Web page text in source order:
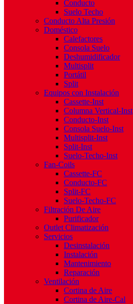
Conducto
Suelo Techo
Conducto Alta Presión
Doméstico
Calefactores
Consola Suelo
Deshumidificador
Multisplit
Portátil
Split
Equipos con Instalación
Cassette-Inst
Columna Vertical-Inst
Conducto-Inst
Consola Suelo-Inst
Multisplit-Inst
Split-Inst
Suelo-Techo-Inst
Fan-Coils
Cassette-FC
Conducto-FC
Split-FC
Suelo-Techo-FC
Filtración De Aire
Purificador
Outlet Climatización
Servicios
Desinstalación
Instalación
Mantenimiento
Reparación
Ventilación
Cortina de Aire
Cortina de Aire-Cal